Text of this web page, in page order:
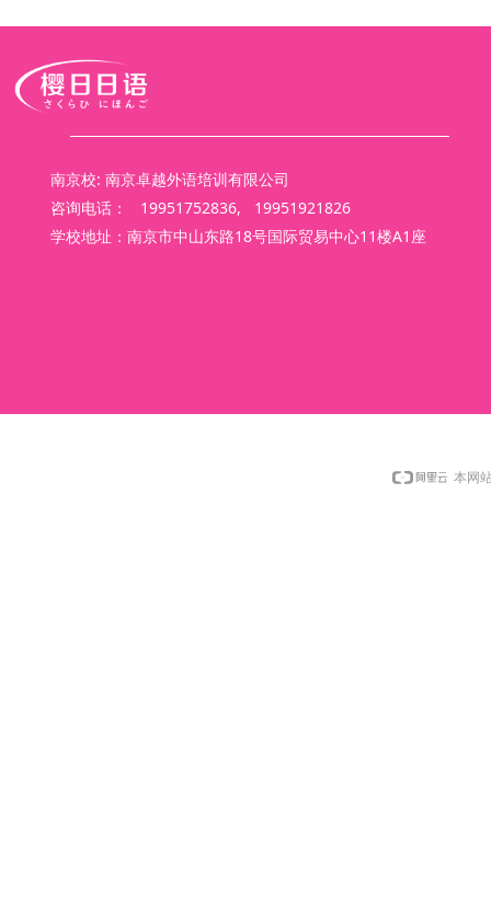
南京校: 南京卓越外语培训有限公司
咨询电话： 19951752836, 19951921826
学校地址：南京市中山东路18号国际贸易中心11楼A1座
本网